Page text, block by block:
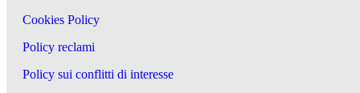
Cookies Policy
Policy reclami
Policy sui conflitti di interesse